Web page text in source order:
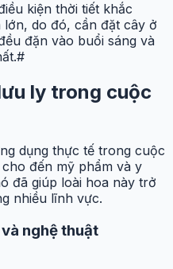
kiện thời tiết khắc
lớn, do đó, cần đặt cây ở
đặn vào buổi sáng và
ly trong cuộc
dụng thực tế trong cuộc
đến mỹ phẩm và y
đã giúp loài hoa này trở
nhiều lĩnh vực.
nghệ thuật